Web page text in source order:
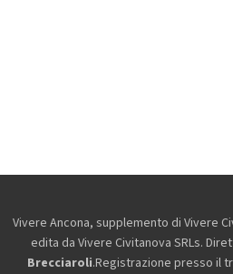
Vivere Ancona, supplemento di Vivere
edita da Vivere Civitanova SRLs.
Brecciaroli.Registrazione presso il